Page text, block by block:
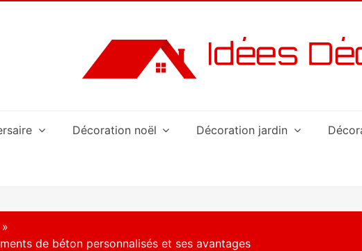
Décoration noël Décoration jardin
de béton personnalisés et ses avantages